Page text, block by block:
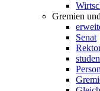
Gremien
Senat